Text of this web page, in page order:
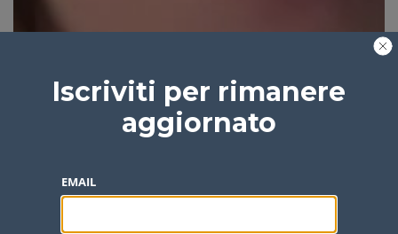
Iscriviti per rimanere
aggiornato
EMAIL